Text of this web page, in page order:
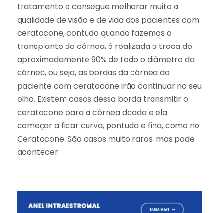
tratamento e consegue melhorar muito a
qualidade de visão e de vida dos pacientes com
ceratocone, contudo quando fazemos o
transplante de córnea, é realizada a troca de
aproximadamente 90% de todo o diâmetro da
córnea, ou seja, as bordas da córnea do
paciente com ceratocone irão continuar no seu
olho. Existem casos dessa borda transmitir o
ceratocone para a córnea doada e ela
começar a ficar curva, pontuda e fina, como no
Ceratocone. São casos muito raros, mas pode
acontecer.